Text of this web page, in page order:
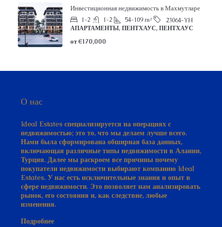
Инвестиционная недвижимость в Махмутларе
1-2 1-2 54-109 m²
23064-YH
АПАРТАМЕНТЫ, ПЕНТХАУС, ПЕНТХАУС
от€170,000
О нас
Ideal Estates специализируется на операциях с
недвижимостью; это то, что мы делаем лучше всего.
Нами была сформирована обширная база данных,
включающая различные типы недвижимости в Алании,
Турция. Далее мы раскроем все причины почему
покупатели недвижимости выбирают компанию Ideal
Estates. У нас есть исключительные знания и опыт в
сфере недвижимости. Это позволяет нам анализировать
рынок, его состояния и, как следствие, любые
изменения.
Подробнее